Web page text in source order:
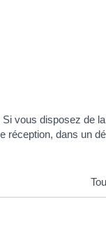
vous disposez de
réception, dans un